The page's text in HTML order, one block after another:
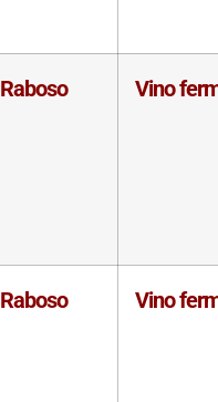
Raboso Vino
Raboso Vino